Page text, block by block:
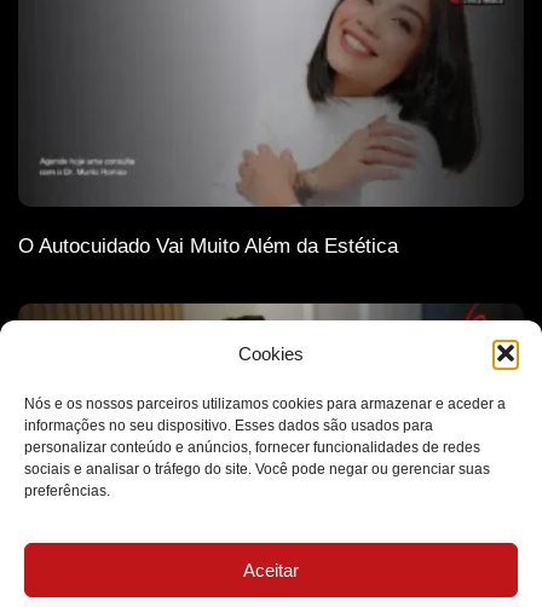
Cookies
Nós e os nossos parceiros utilizamos cookies para armazenar e aceder a
informações no seu dispositivo. Esses dados são usados para
personalizar conteúdo e anúncios, fornecer funcionalidades de redes
sociais e analisar o tráfego do site. Você pode negar ou gerenciar suas
preferências.
Aceitar
O Autocuidado Vai Muito Além da Estética
A Ética Como Base de Todas as Decisões Médicas